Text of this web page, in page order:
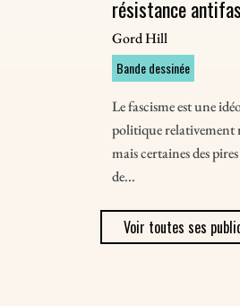
résistance
Gord Hill
Bande dessinée
Le fascisme est une
politique relativement
mais certaines des
de...
Voir toutes ses